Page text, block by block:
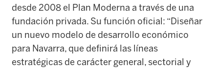
desde 2008 el Plan Moderna a través de una
fundación privada. Su función oficial: “Diseñar
un nuevo modelo de desarrollo económico
para Navarra, que definirá las líneas
estratégicas de carácter general, sectorial y